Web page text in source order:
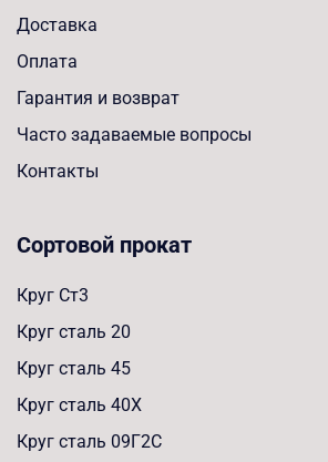
Доставка
Оплата
Гарантия и возврат
Часто задаваемые вопросы
Контакты
Сортовой прокат
Круг Ст3
Круг сталь 20
Круг сталь 45
Круг сталь 40Х
Круг сталь 09Г2С